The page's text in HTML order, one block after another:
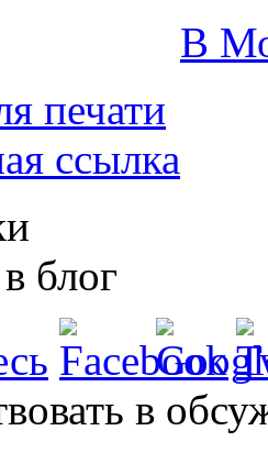
В
печати
ссылка
блог
в